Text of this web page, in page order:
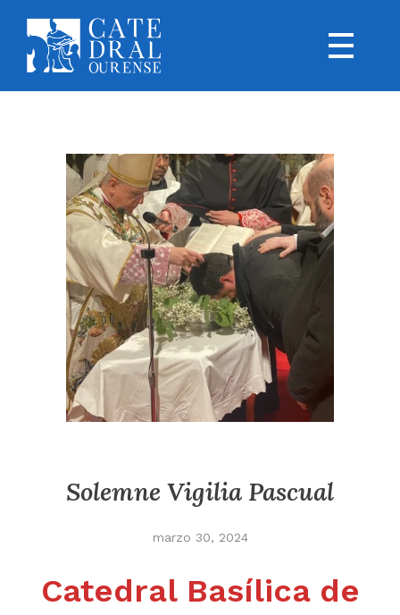
Solemne Vigilia Pascual
marzo 30, 2024
Catedral Basílica de